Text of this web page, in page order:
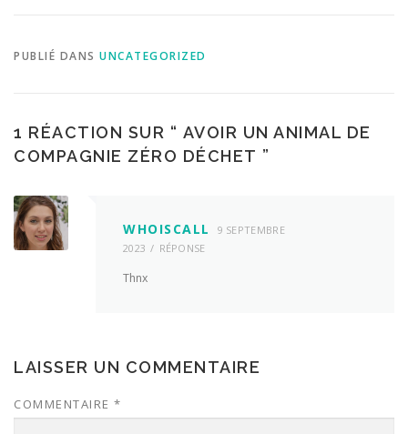
PUBLIÉ DANS UNCATEGORIZED
1 RÉACTION SUR “ AVOIR UN ANIMAL DE
COMPAGNIE ZÉRO DÉCHET ”
WHOISCALL
9 SEPTEMBRE
2023
RÉPONSE
Thnx
LAISSER UN COMMENTAIRE
COMMENTAIRE *